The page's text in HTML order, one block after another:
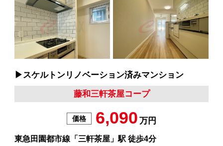
▶︎スケルトンリノベーション済みマンション
藤和三軒茶屋コープ
価格 6,090 万円
東急田園都市線「三軒茶屋」駅 徒歩4分